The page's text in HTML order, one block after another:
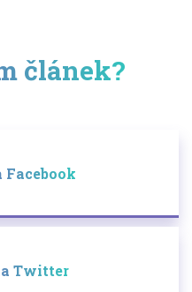
článek?
Facebook
Twitter